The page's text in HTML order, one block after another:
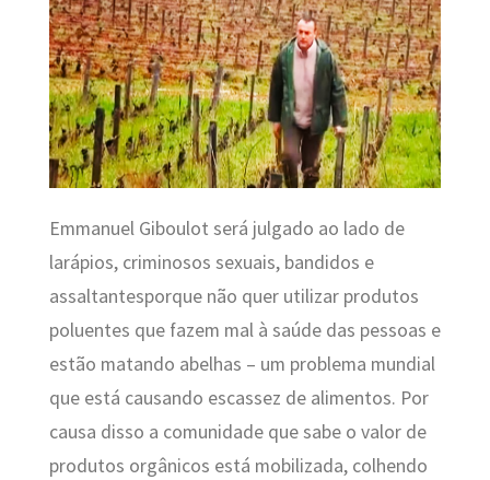
EmmanuelGiboulot será julgado ao lado de
larápios, criminosos sexuais, bandidos e
assaltantesporque não quer utilizar produtos
poluentes que fazem mal à saúde das pessoas e
estão matando abelhas – um problema mundial
que está causando escassez de alimentos. Por
causa disso a comunidade que sabe o valor de
produtos orgânicos está mobilizada, colhendo